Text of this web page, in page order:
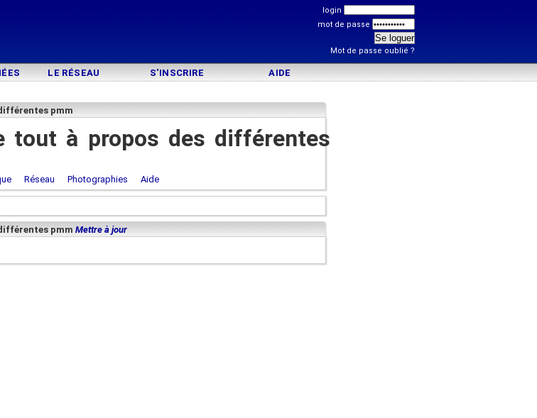
login
mot de passe
Mot de passe oublié ?
LE RÉSEAU S'INSCRIRE AIDE
pmm
tout à propos des différentes
Réseau Photographies Aide
pmm Mettre à jour